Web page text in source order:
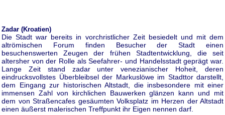
Zadar (Kroatien)
Die Stadt war bereits in vorchristlicher Zeit besiedelt und mit dem
altrömischen Forum finden Besucher der Stadt einen
besuchenswerten Zeugen der frühen Stadtentwicklung, die seit
altersher von der Rolle als Seefahrer- und Handelsstadt geprägt war.
Lange Zeit stand zadar unter venezianischer Hoheit, deren
eindrucksvollstes Überbleibsel der Markuslöwe im Stadttor darstellt,
dem Eingang zur historischen Altstadt, die insbesondere mit einer
immensen Zahl von kirchlichen Bauwerken glänzen kann und mit
dem von Straßencafes gesäumten Volksplatz im Herzen der Altstadt
einen äußerst malerischen Treffpunkt ihr Eigen nennen darf.